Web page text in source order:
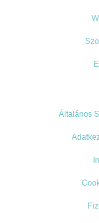
Általános